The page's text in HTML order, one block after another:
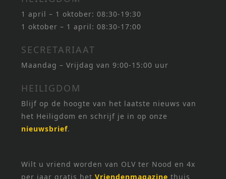
1 april – 1 oktober: 08:30-19:30
1 oktober – 1 april: 08:30-17:00
SECRETARIAAT
Maandag – Vrijdag van 9:00-15:00 uur
HEILIGDOM
Blijf op de hoogte van het laatste nieuws van
het Heiligdom en schrijf je in op onze
nieuwsbrief.
Wilt u vriend worden van OLV ter Nood en 4x
per jaar gratis hetVriendenmagazine thuis